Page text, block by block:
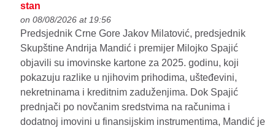
stan
on 08/08/2026 at 19:56
Predsjednik Crne Gore Jakov Milatović, predsjednik
Skupštine Andrija Mandić i premijer Milojko Spajić
objavili su imovinske kartone za 2025. godinu, koji
pokazuju razlike u njihovim prihodima, ušteđevini,
nekretninama i kreditnim zaduženjima. Dok Spajić
prednjači po novčanim sredstvima na računima i
dodatnoj imovini u finansijskim instrumentima, Mandić je